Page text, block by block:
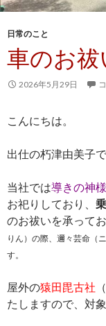
日常のこと
車のお祓
2026年5月29日
こんにちは。
出仕の朽津由美子で
当社では導きの神様
お祀りしており、
のお祓いを承ってお
りん）の際、邇々芸命（
す。
屋外の猿田毘古社
たしますので、対